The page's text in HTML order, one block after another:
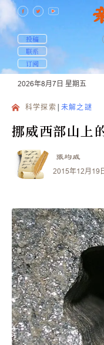
投稿
联系
订阅
2026年8月7日 星期五
科学探索 未解之謎
挪威西部山上
張均威
2015年12月19